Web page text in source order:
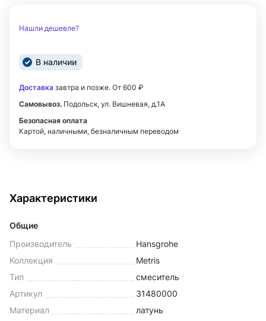
Нашли дешевле?
В наличии
Доставка завтра и позже. От 600 ₽
Самовывоз. Подольск, ул. Вишневая, д.1А
Безопасная оплата
Картой, наличными, безналичным переводом
Характеристики
Общие
Производитель
Hansgrohe
Коллекция
Metris
Тип
смеситель
Артикул
31480000
Материал
латунь